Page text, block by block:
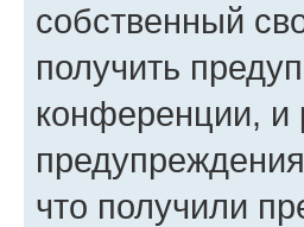
собственный
получить
конференции, и
что получили